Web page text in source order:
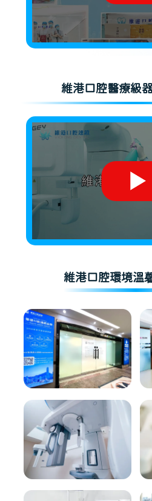
維港口腔醫療級
維港口腔環境溫